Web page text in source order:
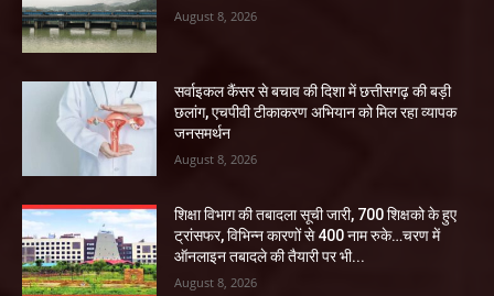
August 8, 2026
सर्वाइकल कैंसर से बचाव की दिशा में छत्तीसगढ़ की बड़ी
छलांग, एचपीवी टीकाकरण अभियान को मिल रहा व्यापक
जनसमर्थन
August 8, 2026
शिक्षा विभाग की तबादला सूची जारी, 700 शिक्षको के हुए
ट्रांसफर, विभिन्न कारणों से 400 नाम रुके…चरण में
ऑनलाइन तबादले की तैयारी पर भी...
August 8, 2026